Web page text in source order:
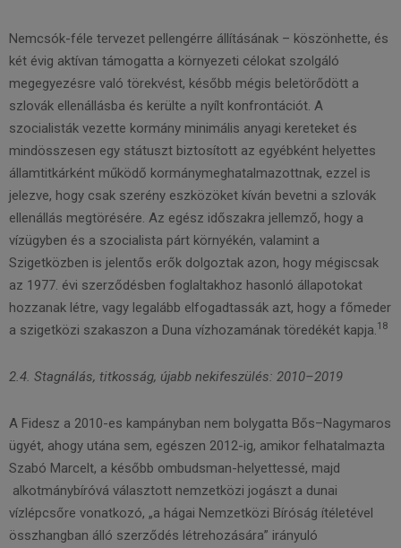
Nemcsók-féle tervezet pellengérre állításának – köszönhette, és
két évig aktívan támogatta a környezeti célokat szolgáló
megegyezésre való törekvést, később mégis beletörődött a
szlovák ellenállásba és kerülte a nyílt konfrontációt. A
szocialisták vezette kormány minimális anyagi kereteket és
mindösszesen egy státuszt biztosított az egyébként helyettes
államtitkárként működő kormánymeghatalmazottnak, ezzel is
jelezve, hogy csak szerény eszközöket kíván bevetni a szlovák
ellenállás megtörésére. Az egész időszakra jellemző, hogy a
vízügyben és a szocialista párt környékén, valamint a
Szigetközben is jelentős erők dolgoztak azon, hogy mégiscsak
az 1977. évi szerződésben foglaltakhoz hasonló állapotokat
hozzanak létre, vagy legalább elfogadtassák azt, hogy a főmeder
a szigetközi szakaszon a Duna vízhozamának töredékét kapja.18
2.4. Stagnálás, titkosság, újabb nekifeszülés: 2010–2019
A Fidesz a 2010-es kampányban nem bolygatta Bős–Nagymaros
ügyét, ahogy utána sem, egészen 2012-ig, amikor felhatalmazta
Szabó Marcelt, a később ombudsman-helyettessé, majd
alkotmánybíróvá választott nemzetközi jogászt a dunai
vízlépcsőre vonatkozó, „a hágai Nemzetközi Bíróság ítéletével
összhangban álló szerződés létrehozására” irányuló